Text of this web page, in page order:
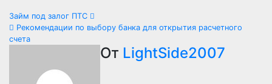
Навигация
по
записям
Займ под залог ПТС
Рекомендации по выбору банка для открытия расчетного
счета
От LightSide2007